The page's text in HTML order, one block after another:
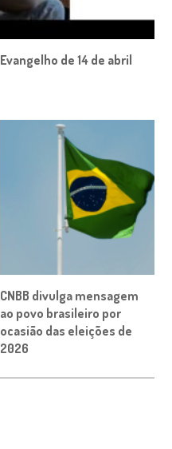
Evangelho de 14 de abril
CNBB divulga mensagem
ao povo brasileiro por
ocasião das eleições de
2026